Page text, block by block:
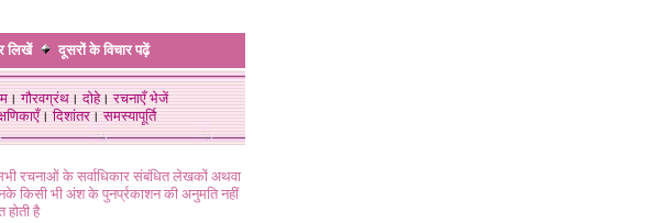
लिखें दूसरों के विचारपढ़ें
।गौरवग्रंथ।दोहे।रचनाएँ भेजें
। दिशांतर। समस्यापूर्ति
रचनाओं के सर्वाधिकार संबंधित लेखकों अथवा
किसी भी अंश के पुनर्प्रकाशन की अनुमति नहीं
होती है